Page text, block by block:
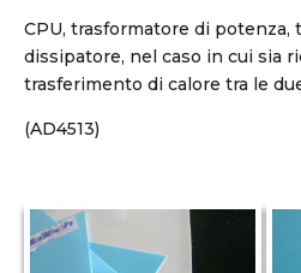
CPU, trasformatore di potenza,
dissipatore, nel caso in cui sia
trasferimento di calore tra le
(AD4513)